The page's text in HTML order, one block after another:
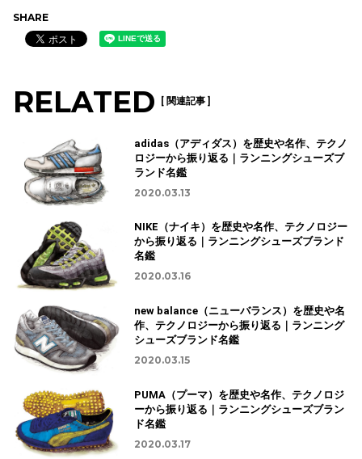
SHARE
RELATED [ 関連記事 ]
adidas（アディダス）を歴史や名作、テクノ
ロジーから振り返る｜ランニングシューズブ
ランド名鑑
2020.03.13
NIKE（ナイキ）を歴史や名作、テクノロジー
から振り返る｜ランニングシューズブランド
名鑑
2020.03.16
new balance（ニューバランス）を歴史や名
作、テクノロジーから振り返る｜ランニング
シューズブランド名鑑
2020.03.15
PUMA（プーマ）を歴史や名作、テクノロジ
ーから振り返る｜ランニングシューズブラン
ド名鑑
2020.03.17